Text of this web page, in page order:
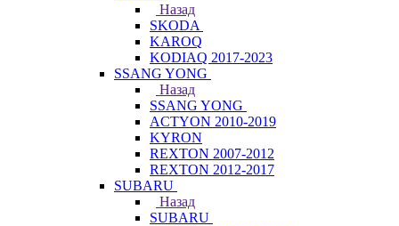
Назад
SKODA
KAROQ
KODIAQ 2017-2023
SSANG YONG
Назад
SSANG YONG
ACTYON 2010-2019
KYRON
REXTON 2007-2012
REXTON 2012-2017
SUBARU
Назад
SUBARU